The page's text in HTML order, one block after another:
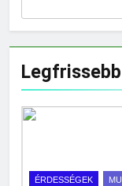
ÉRDESSÉGEK